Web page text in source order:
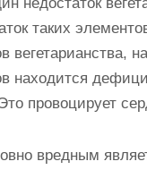
таких
вегетарианства,
находится
провоцирует
вредным